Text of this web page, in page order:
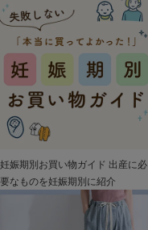
妊娠期別お買い物ガイド 出産に必
要なものを妊娠期別に紹介